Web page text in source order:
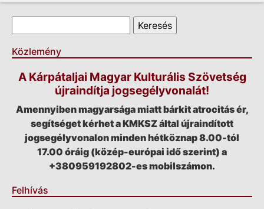
Keresés űrlap
Keresés
Közlemény
A Kárpátaljai Magyar Kulturális Szövetség
újraindítja jogsegélyvonalát!
Amennyiben magyarsága miatt bárkit atrocitás ér,
segítséget kérhet a KMKSZ által újraindított
jogsegélyvonalon minden hétköznap 8.00-tól
17.00 óráig (közép-európai idő szerint) a
+380959192802-es mobilszámon.
Felhívás